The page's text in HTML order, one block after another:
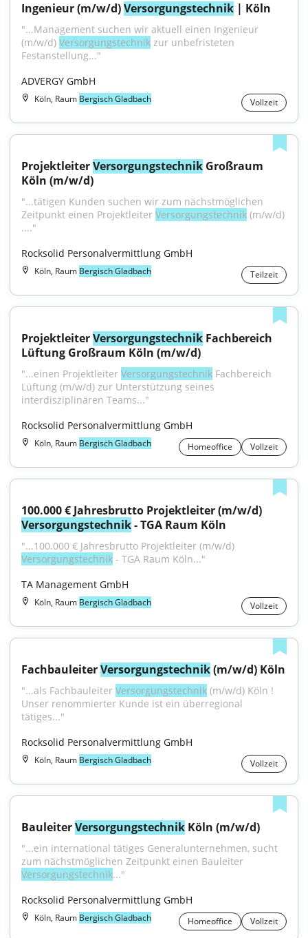
Ingenieur (m/w/d) Versorgungstechnik | Köln
"...Management suchen wir aktuell einen Ingenieur
(m/w/d) Versorgungstechnik zur unbefristeten
Festanstellung..."
ADVERGY GmbH
Köln, Raum Bergisch Gladbach Vollzeit
Projektleiter Versorgungstechnik Großraum
Köln (m/w/d)
"...tätigen Kunden suchen wir zum nächstmöglichen
Zeitpunkt einen Projektleiter Versorgungstechnik (m/w/d)
...."
Rocksolid Personalvermittlung GmbH
Köln, Raum Bergisch Gladbach Teilzeit
Projektleiter Versorgungstechnik Fachbereich
Lüftung Großraum Köln (m/w/d)
"...einen Projektleiter Versorgungstechnik Fachbereich
Lüftung (m/w/d) zur Unterstützung seines
interdisziplinären Teams..."
Rocksolid Personalvermittlung GmbH
Köln, Raum Bergisch Gladbach Homeoffice Vollzeit
Versorgungstechnik - TGA Raum Köln
Versorgungstechnik - TGA Raum Köln..."
TA Management GmbH
Köln, Raum Bergisch Gladbach Vollzeit
Fachbauleiter Versorgungstechnik (m/w/d) Köln
"...als Fachbauleiter Versorgungstechnik (m/w/d) Köln !
Unser renommierter Kunde ist ein überregional
tätiges..."
Rocksolid Personalvermittlung GmbH
Köln, Raum Bergisch Gladbach Vollzeit
Bauleiter Versorgungstechnik Köln (m/w/d)
"...ein international tätiges Generalunternehmen, sucht
Versorgungstechnik..."
Rocksolid Personalvermittlung GmbH
Köln, Raum Bergisch Gladbach Homeoffice Vollzeit